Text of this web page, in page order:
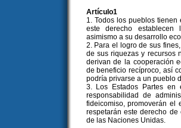
Artículo1
1. Todos los pueblos
este derecho establecen
asimismo a su desarrollo
2. Para el logro de sus
de sus riquezas y recursos
derivan de la cooperación
de beneficio recíproco, así
podría privarse a un pueblo
3. Los Estados Partes en
responsabilidad de
fideicomiso, promoverán el
respetarán este derecho
de las Naciones Unidas.